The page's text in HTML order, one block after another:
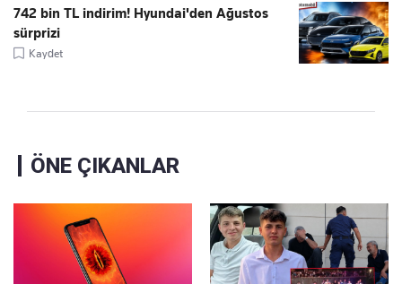
742 bin TL indirim! Hyundai'den Ağustos
sürprizi
Kaydet
ÖNE ÇIKANLAR